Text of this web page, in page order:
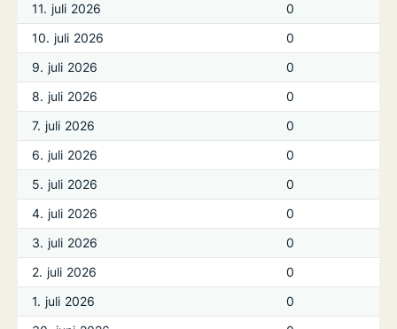
11. juli 2026
0
10. juli 2026
0
9. juli 2026
0
8. juli 2026
0
7. juli 2026
0
6. juli 2026
0
5. juli 2026
0
4. juli 2026
0
3. juli 2026
0
2. juli 2026
0
1. juli 2026
0